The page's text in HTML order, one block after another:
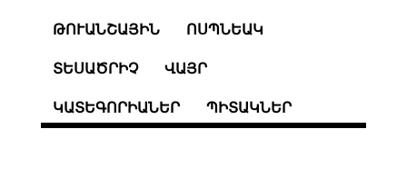
ԹՈՒԱՆՇԱՅԻՆ ՈՍՊՆԵԱԿ
ՏԵՍԱԾՐԻՉ ՎԱՅՐ
ԿԱՏԵԳՈՐԻԱՆԵՐ ՊԻՏԱԿՆԵՐ